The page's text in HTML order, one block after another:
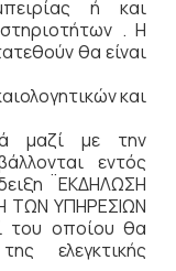
ή και
. Η
θα είναι
και
μαζί με την
εντός
¨ΕΚΔΗΛΩΣΗ
ΤΩΝ ΥΠΗΡΕΣΙΩΝ
του οποίου θα
ελεγκτικής